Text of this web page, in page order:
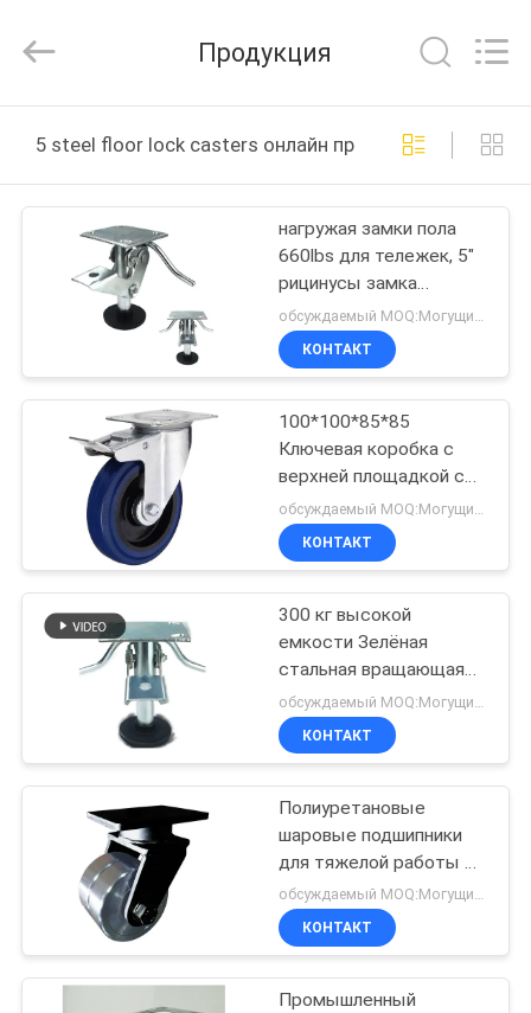
ПРОДУКТЫ
РОЛИКИ
НАС
ПУТЕШЕСТВИЕ
ФАБРИКИ
ПРОВЕРКА
КАЧЕСТВА
СВЯЖИТЕСЬ
СПРОСИТЕ
ЦИТАТУ
КАРТА
САЙТА
Reserved.
Продукция
5 steel floor lock casters онлайн производство
нагружая замки пола
660lbs для тележек, 5"
рицинусы замка
стального пола
обсуждаемый MOQ:Могущий быть предметом переговоров
КОНТАКТ
100*100*85*85
Ключевая коробка с
верхней площадкой с
сертификацией ISO
Rosh CE
КОНТАКТ
300 кг высокой
емкости Зелёная
стальная вращающаяся
регулируемая дверь
КОНТАКТ
Полиуретановые
шаровые подшипники
для тяжелой работы 50
мм колеса черная
сталь Total Lock
Casters
обсуждаемый MOQ:Могущий быть предметом переговоров
КОНТАКТ
Промышленный